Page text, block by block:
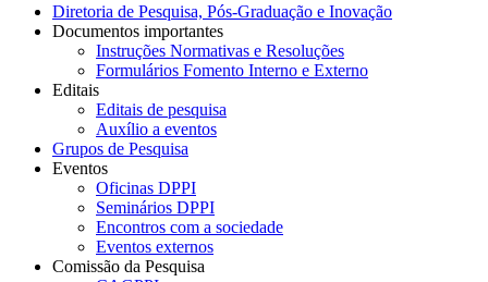
Diretoria de Pesquisa, Pós-Graduação e Inovação
Documentos importantes
Instruções Normativas e Resoluções
Formulários Fomento Interno e Externo
Editais
Editais de pesquisa
Auxílio a eventos
Grupos de Pesquisa
Eventos
Oficinas DPPI
Seminários DPPI
Encontros com a sociedade
Eventos externos
Comissão da Pesquisa